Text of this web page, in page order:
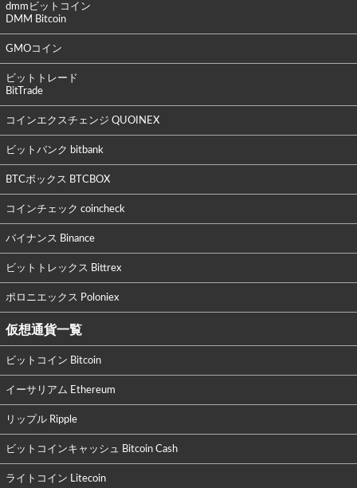
dmmビットコイン
DMM Bitcoin
GMOコイン
ビットトレード
BitTrade
コインエクスチェンジ QUOINEX
ビットバンク bitbank
BTCボックス BTCBOX
コインチェック coincheck
バイナンス Binance
ビットトレックス Bittrex
ポロニエックス Poloniex
仮想通貨一覧
ビットコイン Bitcoin
イーサリアム Ethereum
リップル Ripple
ビットコインキャッシュ Bitcoin Cash
ライトコイン Litecoin